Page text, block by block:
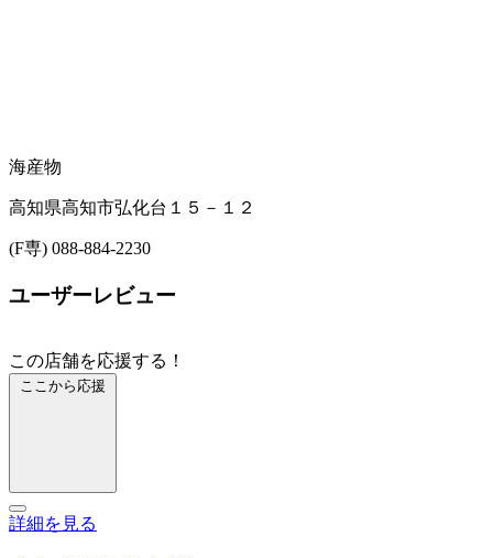
海産物
高知県高知市弘化台１５－１２
(F専) 088-884-2230
ユーザーレビュー
この店舗を応援する！
ここから応援
詳細を見る